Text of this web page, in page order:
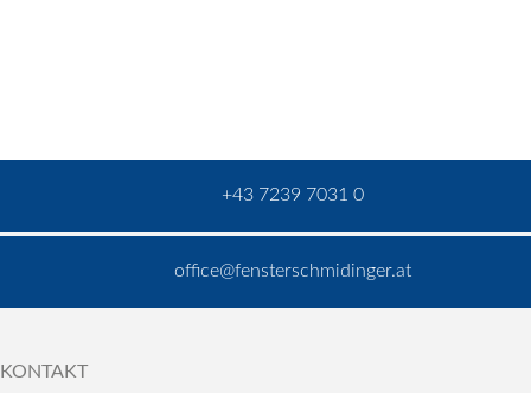
+43 7239 7031 0
office@fensterschmidinger.at
KONTAKT